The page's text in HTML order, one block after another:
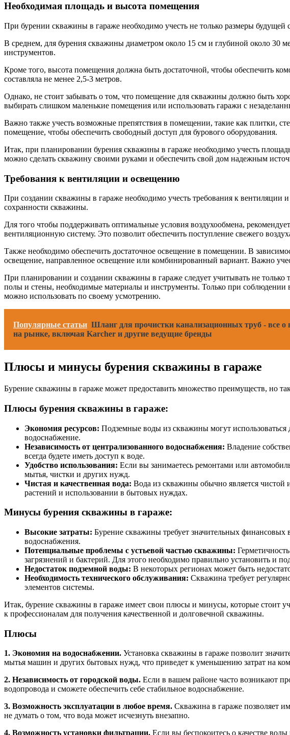
Необходимая площадь и высота помещения
При бурении скважины в гараже необходимо учесть не только размеры
В среднем, для бурения скважины диаметром около 15 см и глубиной около 30
инструментов.
Кроме того, высота помещения должна быть достаточной, чтобы обеспечить
составляла не менее 2,5-3 метров.
Однако, не стоит забывать о том, что помещение для скважины должно быть
выбирать слишком маленькие помещения или использовать гаражи с
Важно также учесть возможные препятствия в помещении, такие как плитки,
помещение, чтобы обеспечить свободный доступ для бурового оборудования.
Итак, при планировании бурения скважины в гараже необходимо учесть
можно сделать скважину своими руками и обеспечить свой дом надежным
Требования к вентиляции и освещению
При создании скважины в гараже необходимо учесть требования к вентиляции
сохранности скважины.
Для того чтобы поддерживать оптимальные условия воздухообмена,
вентиляционную систему. Это позволит обеспечить поступление свежего
Также необходимо обеспечить достаточное освещение в помещении. В
освещение, направленное освещение или комбинированный вариант. Важно
При планировании и создании скважины в гараже следует учитывать не
полы и стены, необходимые материалы и инструменты. Только при
можно использовать по своему усмотрению.
Популярные статьи Шланг для прочистки канализационных труб - все
на рынке, включая Karcher и другие ведущие бренды
Плюсы и минусы бурения скважины в гараже
Бурение скважины в гараже может предоставить множество преимуществ, но
Плюсы бурения скважины в гараже:
Экономия ресурсов: Подземные воды из скважины могут
водоснабжение.
Независимость от централизованного водоснабжения: Владение
всегда будете иметь доступ к воде.
Удобство использования: Если вы занимаетесь ремонтами или
мытья, чистки и других нужд.
Чистая и качественная вода: Вода из скважины обычно является чистой
растений и использовании в бытовых нуждах.
Минусы бурения скважины в гараже:
Высокие затраты: Бурение скважины требует значительных
водоснабжения.
Потенциальные проблемы с устьевой частью скважины:
загрязнений и бактерий. Для этого необходимо правильно установить и
Недостаток подземной воды: В некоторых регионах может быть
Необходимость технического обслуживания: Скважина требует
элементов системы.
Итак, бурение скважины в гараже имеет свои плюсы и минусы, которые стоит
к профессионалам для получения качественной и долговечной скважины.
Плюсы
1. Экономия на водоснабжении. Установка скважины в гараже позволит
мытья машин и других бытовых нужд, что приведет к уменьшению затрат на
2. Независимость от городской воды. Если в вашем районе часто возникают
водопровода и сможете обеспечить себе стабильное водоснабжение.
3. Возможность эксплуатации в любое время. Скважина в гараже позволяет
не думать о том, что вода может исчезнуть внезапно.
4. Возможность установки фильтрации. Если вы беспокоитесь о качестве